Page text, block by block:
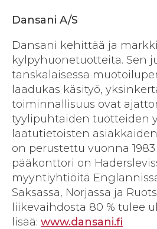
Dansani A/S
Dansani kehittää ja
kylpyhuonetuotteita. Sen
tanskalaisessa
laadukas käsityö,
toiminnallisuus ovat
tyylipuhtaiden tuotteiden
laatutietoisten
on perustettu vuonna 1983
pääkonttori on
myyntiyhtiöitä
Saksassa, Norjassa ja
liikevaihdosta 80 % tulee
lisää: ​www.dansani.fi